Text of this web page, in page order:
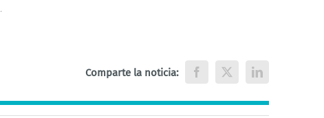
Comparte la noticia: Facebook
X LinkedIn